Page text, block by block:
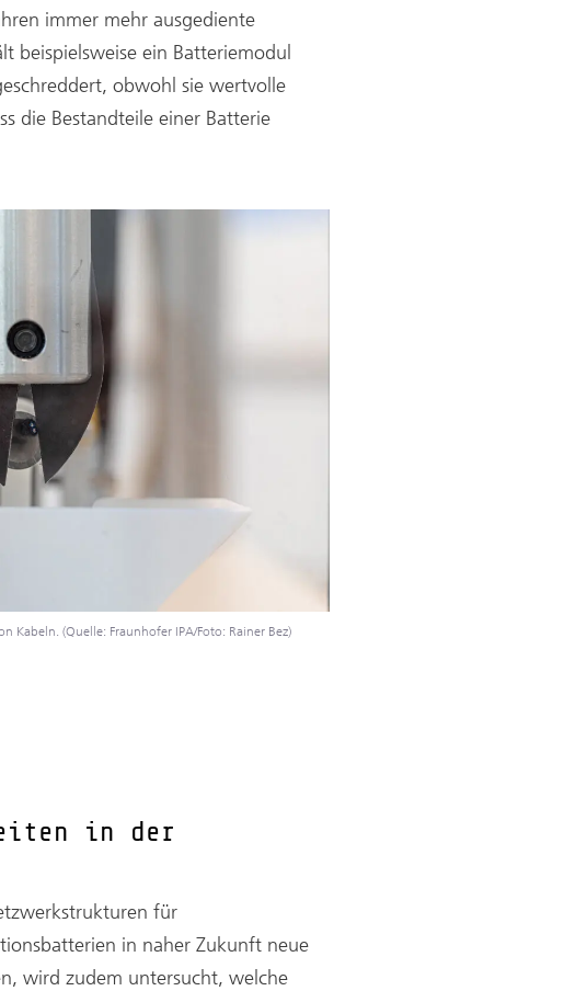
immer mehr ausgediente
beispielsweise ein Batteriemodul
obwohl sie wertvolle
die Bestandteile einer Batterie
Kabeln. (Quelle: Fraunhofer IPA/Foto: Rainer Bez)
in der
für
in naher Zukunft neue
wird zudem untersucht, welche